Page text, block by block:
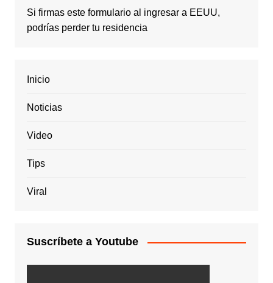
Si firmas este formulario al ingresar a EEUU,
podrías perder tu residencia
Inicio
Noticias
Video
Tips
Viral
Suscríbete a Youtube